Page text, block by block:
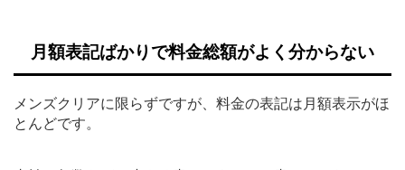
月額表記ばかりで料金総額がよく分からない
メンズクリアに限らずですが、料金の表記は月額表示がほ
とんどです。